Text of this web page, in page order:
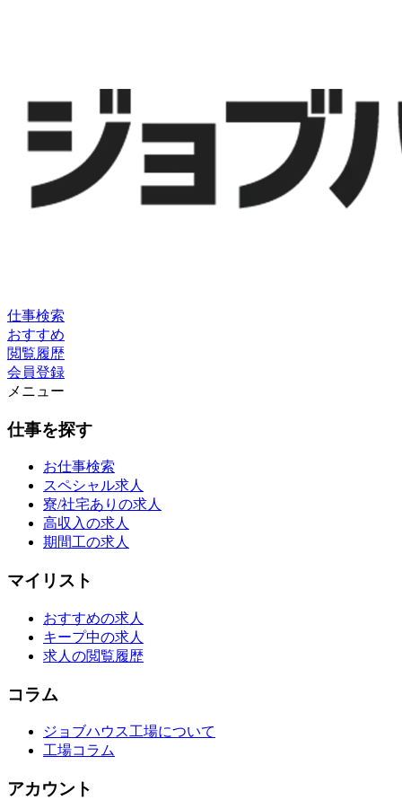
仕事検索
おすすめ
閲覧履歴
会員登録
メニュー
仕事を探す
お仕事検索
スペシャル求人
寮/社宅ありの求人
高収入の求人
期間工の求人
マイリスト
おすすめの求人
キープ中の求人
求人の閲覧履歴
コラム
ジョブハウス工場について
工場コラム
アカウント